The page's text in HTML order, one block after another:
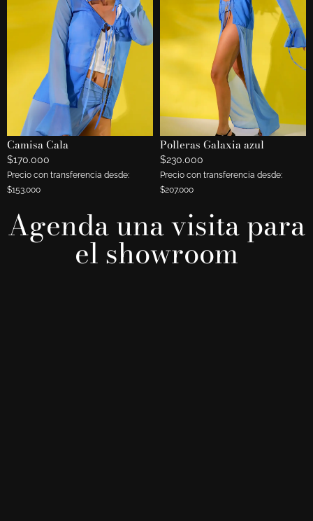
Camisa Cala
$170.000
Precio con transferencia desde:
$153.000
Polleras Galaxia azul
$230.000
Precio con transferencia desde:
$207.000
Agenda una visita para
el showroom